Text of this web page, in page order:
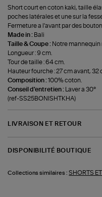
Short court en coton kaki, taille
poches latérales et une sur la
Fermeture a l'avant par des
Made in : Bali
Taille & Coupe : Notre mannequin
Longueur : 9 cm.
Tour de taille : 64 cm.
Hauteur fourche : 27 cm avant, 32
Composition :100% coton.
Conseil d'entretien :
Laver a 30°
(ref-SS25BONISHTKHA)
LIVRAISON ET RETOUR
DISPONIBILITÉ BOUTIQUE
Collections similaires : SHORTS